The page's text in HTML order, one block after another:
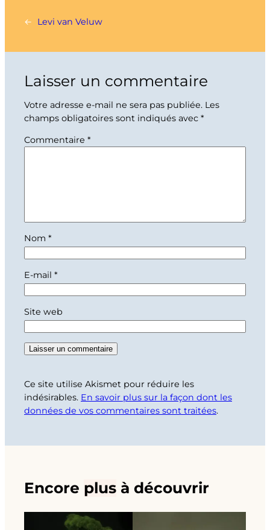
← Levi van Veluw
Laisser un commentaire
Votre adresse e-mail ne sera pas publiée. Les
champs obligatoires sont indiqués avec *
Commentaire *
Nom *
E-mail *
Site web
Ce site utilise Akismet pour réduire les
indésirables. En savoir plus sur la façon dont les
données de vos commentaires sont traitées.
Encore plus à découvrir